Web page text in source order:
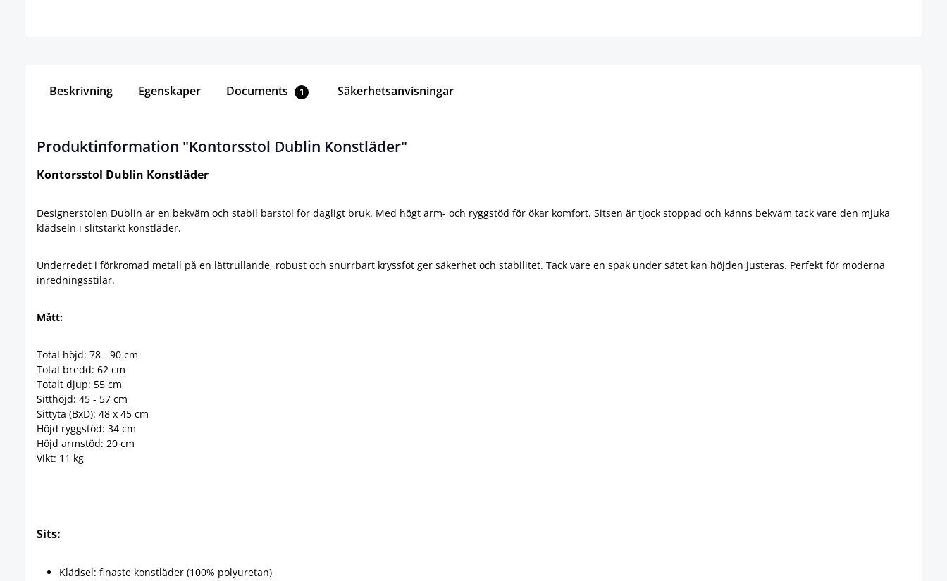
Beskrivning Egenskaper Documents 1 Säkerhetsanvisningar
Produktinformation "Kontorsstol Dublin Konstläder"
Kontorsstol Dublin Konstläder
Designerstolen Dublin är en bekväm och stabil barstol för dagligt bruk. Med högt arm- och ryggstöd för ökar komfort. Sitsen är tjock stoppad och känns bekväm tack vare den mjuka
klädseln i slitstarkt konstläder.
Underredet i förkromad metall på en lättrullande, robust och snurrbart kryssfot ger säkerhet och stabilitet. Tack vare en spak under sätet kan höjden justeras. Perfekt för moderna
inredningsstilar.
Mått:
Total höjd: 78 - 90 cm
Total bredd: 62 cm
Totalt djup: 55 cm
Sitthöjd: 45 - 57 cm
Sittyta (BxD): 48 x 45 cm
Höjd ryggstöd: 34 cm
Höjd armstöd: 20 cm
Vikt: 11 kg
Sits:
Klädsel: finaste konstläder (100% polyuretan)